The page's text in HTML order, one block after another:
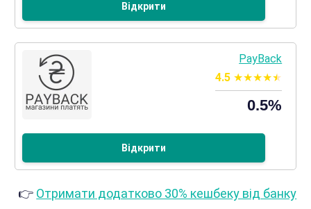
Відкрити
PayBack
4.5
0.5%
Відкрити
👉 Отримати додатково 30% кешбеку від банку